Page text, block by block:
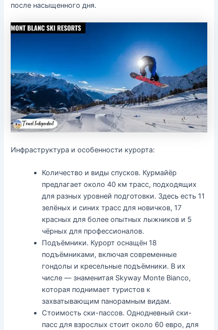
после насыщенного дня.
Инфраструктура и особенности курорта:
Количество и виды спусков. Курмайёр
предлагает около 40 км трасс, подходящих
для разных уровней подготовки. Здесь есть 11
зелёных и синих трасс для новичков, 17
красных для более опытных лыжников и 5
чёрных для профессионалов.
Подъёмники. Курорт оснащён 18
подъёмниками, включая современные
гондолы и кресельные подъёмники. В их
числе — знаменитая Skyway Monte Bianco,
которая поднимает туристов к
захватывающим панорамным видам.
Стоимость ски-пассов. Однодневный ски-
пасс для взрослых стоит около 60 евро, для